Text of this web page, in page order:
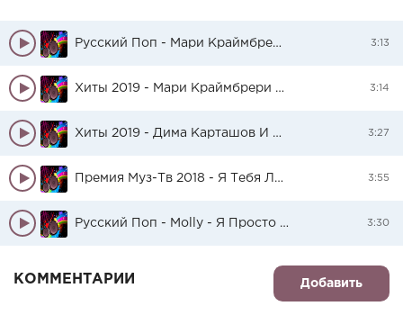
Русский Поп - Мари Краймбрери - Она Тебе Не Идёт 3:13
Хиты 2019 - Мари Краймбрери - Amore 3:14
Хиты 2019 - Дима Карташов И Мари Краймбрери - Золото 3:27
Премия Муз-Тв 2018 - Я Тебя Люблю 3:55
Русский Поп - Molly - Я Просто Люблю Тебя 3:30
КОММЕНТАРИИ Добавить